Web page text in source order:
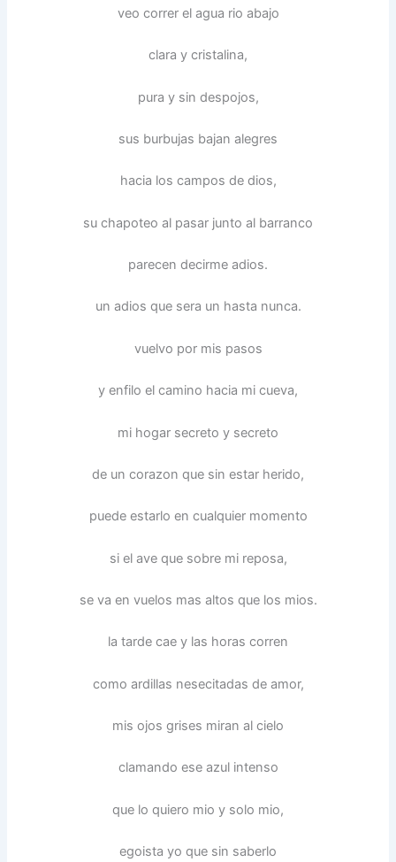
veo correr el agua rio abajo
clara y cristalina,
pura y sin despojos,
sus burbujas bajan alegres
hacia los campos de dios,
su chapoteo al pasar junto al barranco
parecen decirme adios.
un adios que sera un hasta nunca.
vuelvo por mis pasos
y enfilo el camino hacia mi cueva,
mi hogar secreto y secreto
de un corazon que sin estar herido,
puede estarlo en cualquier momento
si el ave que sobre mi reposa,
se va en vuelos mas altos que los mios.
la tarde cae y las horas corren
como ardillas nesecitadas de amor,
mis ojos grises miran al cielo
clamando ese azul intenso
que lo quiero mio y solo mio,
egoista yo que sin saberlo